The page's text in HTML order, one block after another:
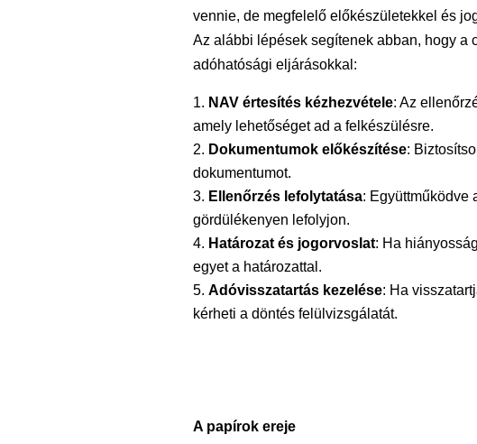
vennie, de megfelelő előkészületekkel és
Az alábbi lépések segítenek abban, hogy a
adóhatósági eljárásokkal:
NAV értesítés kézhezvétele: Az
amely lehetőséget ad a felkészülésre.
Dokumentumok előkészítése:
dokumentumot.
Ellenőrzés lefolytatása: Együttműködve
gördülékenyen lefolyjon.
Határozat és jogorvoslat: Ha
egyet a határozattal.
Adóvisszatartás kezelése: Ha
kérheti a döntés felülvizsgálatát.
A papírok ereje